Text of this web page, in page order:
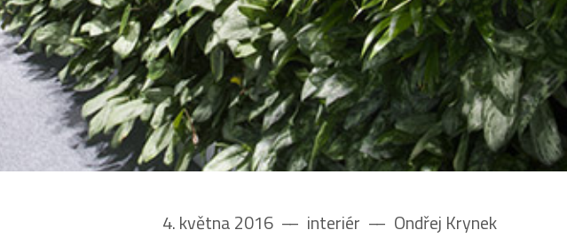
4. května 2016 –– interiér –– Ondřej Krynek